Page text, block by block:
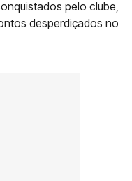
pelo clube,
desperdiçados no